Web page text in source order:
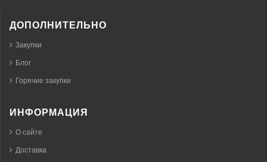
ДОПОЛНИТЕЛЬНО
Закупки
Блог
Горячие закупки
ИНФОРМАЦИЯ
О сайте
Доставка